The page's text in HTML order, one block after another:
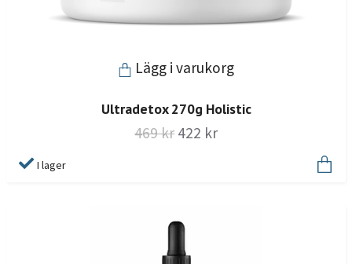
Lägg i varukorg
Ultradetox 270g Holistic
469 kr 422 kr
I lager